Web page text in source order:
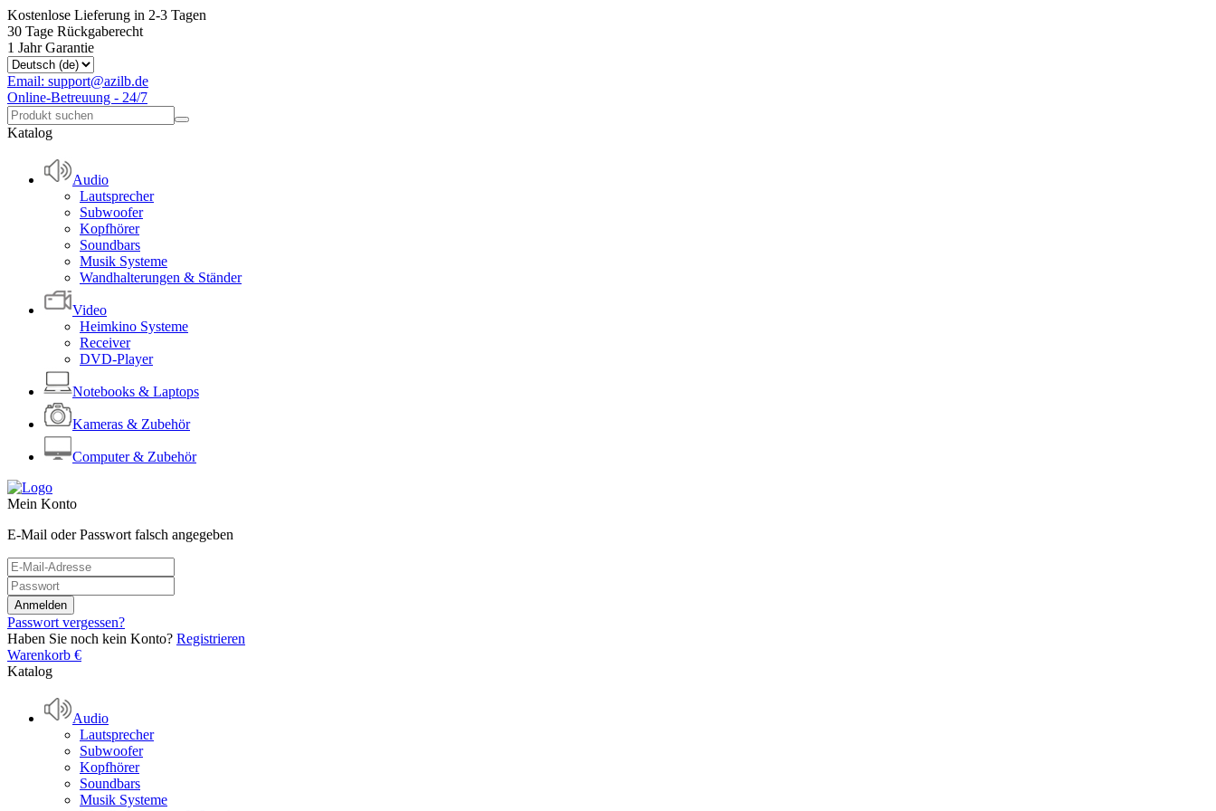
Kostenlose Lieferung in 2-3 Tagen
30 Tage Rückgaberecht
1 Jahr Garantie
Email: support@azilb.de
Online-Betreuung - 24/7
Katalog
Audio
Lautsprecher
Subwoofer
Kopfhörer
Soundbars
Musik Systeme
Wandhalterungen & Ständer
Video
Heimkino Systeme
Receiver
DVD-Player
Notebooks & Laptops
Kameras & Zubehör
Computer & Zubehör
Mein Konto
E-Mail oder Passwort falsch angegeben
Passwort vergessen?
Haben Sie noch kein Konto? Registrieren
Warenkorb €
Katalog
Audio
Lautsprecher
Subwoofer
Kopfhörer
Soundbars
Musik Systeme